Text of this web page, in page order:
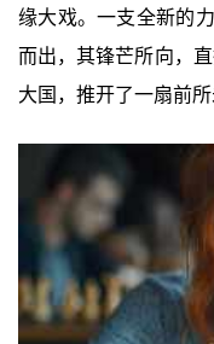
缘大戏。一支全新的
而出，其锋芒所向，
大国，推开了一扇前所